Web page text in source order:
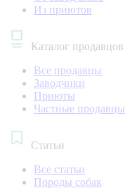
Из приютов
Каталог продавцов
Все продавцы
Заводчики
Приюты
Частные продавцы
Статьи
Все статьи
Породы собак